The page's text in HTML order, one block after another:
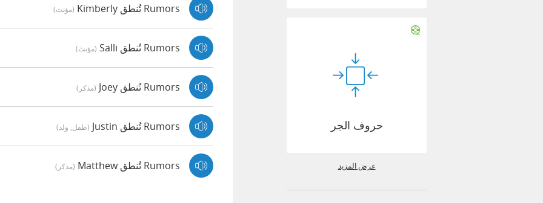
Rumors تُنطق Kimberly (مؤنث)
Rumors تُنطق Salli (مؤنث)
Rumors تُنطق Joey (مذكر)
Rumors تُنطق Justin (طفل, ولد)
Rumors تُنطق Matthew (مذكر)
حروف الجر
عرض المزيد